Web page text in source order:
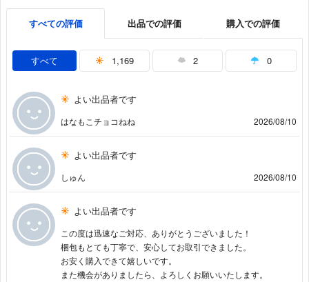
すべての評価 出品での評価 購入での評価
すべて 1,169 2 0
よい出品者です
はなもこチョコねね 2026/08/10
よい出品者です
しゅん 2026/08/10
よい出品者です
この度は迅速なご対応、ありがとうございました！
梱包もとても丁寧で、安心してお取引できました。
お安く購入できて嬉しいです。
また機会がありましたら、よろしくお願いいたします。